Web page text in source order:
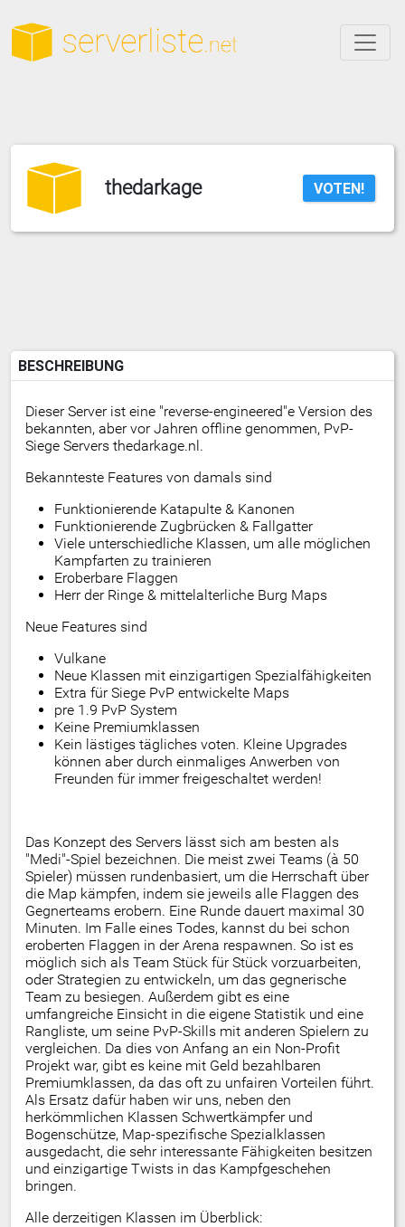
thedarkage VOTEN!
BESCHREIBUNG
Dieser Server ist eine "reverse-engineered"e Version des
bekannten, aber vor Jahren offline genommen, PvP-
Siege Servers thedarkage.nl.
Bekannteste Features von damals sind
Funktionierende Katapulte & Kanonen
Funktionierende Zugbrücken & Fallgatter
Viele unterschiedliche Klassen, um alle möglichen
Kampfarten zu trainieren
Eroberbare Flaggen
Herr der Ringe & mittelalterliche Burg Maps
Neue Features sind
Vulkane
Neue Klassen mit einzigartigen Spezialfähigkeiten
Extra für Siege PvP entwickelte Maps
pre 1.9 PvP System
Keine Premiumklassen
Kein lästiges tägliches voten. Kleine Upgrades
können aber durch einmaliges Anwerben von
Freunden für immer freigeschaltet werden!
Das Konzept des Servers lässt sich am besten als
"Medi"-Spiel bezeichnen. Die meist zwei Teams (à 50
Spieler) müssen rundenbasiert, um die Herrschaft über
die Map kämpfen, indem sie jeweils alle Flaggen des
Gegnerteams erobern. Eine Runde dauert maximal 30
Minuten. Im Falle eines Todes, kannst du bei schon
eroberten Flaggen in der Arena respawnen. So ist es
möglich sich als Team Stück für Stück vorzuarbeiten,
oder Strategien zu entwickeln, um das gegnerische
Team zu besiegen. Außerdem gibt es eine
umfangreiche Einsicht in die eigene Statistik und eine
Rangliste, um seine PvP-Skills mit anderen Spielern zu
vergleichen. Da dies von Anfang an ein Non-Profit
Projekt war, gibt es keine mit Geld bezahlbaren
Premiumklassen, da das oft zu unfairen Vorteilen führt.
Als Ersatz dafür haben wir uns, neben den
herkömmlichen Klassen Schwertkämpfer und
Bogenschütze, Map-spezifische Spezialklassen
ausgedacht, die sehr interessante Fähigkeiten besitzen
und einzigartige Twists in das Kampfgeschehen
bringen.
Alle derzeitigen Klassen im Überblick: